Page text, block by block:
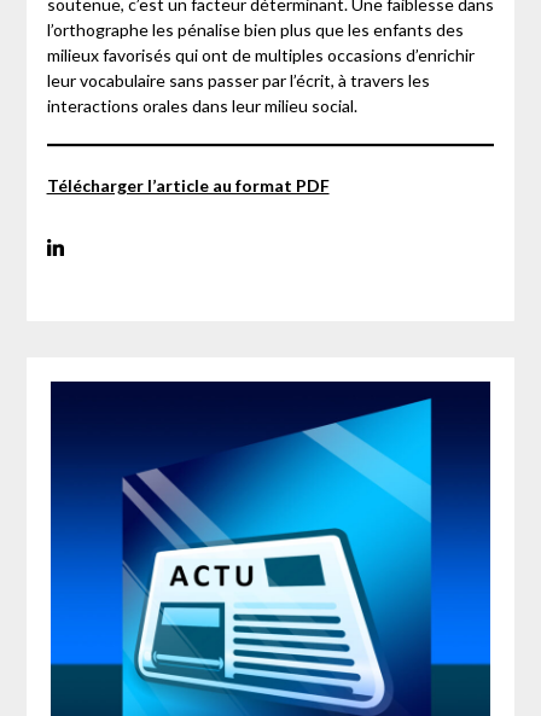
soutenue, c’est un facteur déterminant. Une faiblesse dans
l’orthographe les pénalise bien plus que les enfants des
milieux favorisés qui ont de multiples occasions d’enrichir
leur vocabulaire sans passer par l’écrit, à travers les
interactions orales dans leur milieu social.
Télécharger l’article au format PDF